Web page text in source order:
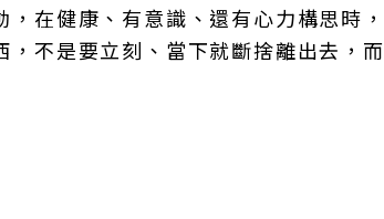
在健康、有意識、還有心力構思時，
不是要立刻、當下就斷捨離出去，而